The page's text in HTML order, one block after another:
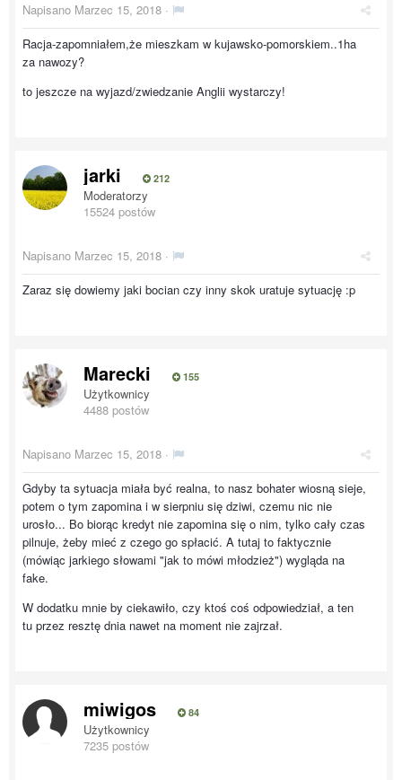
Napisano Marzec 15, 2018 ·
Racja-zapomniałem,że mieszkam w kujawsko-pomorskiem..1ha
za nawozy?
to jeszcze na wyjazd/zwiedzanie Anglii wystarczy!
jarki 212
Moderatorzy
15524 postów
Napisano Marzec 15, 2018 ·
Zaraz się dowiemy jaki bocian czy inny skok uratuje sytuację :p
Marecki 155
Użytkownicy
4488 postów
Napisano Marzec 15, 2018 ·
Gdyby ta sytuacja miała być realna, to nasz bohater wiosną sieje,
potem o tym zapomina i w sierpniu się dziwi, czemu nic nie
urosło... Bo biorąc kredyt nie zapomina się o nim, tylko cały czas
pilnuje, żeby mieć z czego go spłacić. A tutaj to faktycznie
(mówiąc jarkiego słowami "jak to mówi młodzież") wygląda na
fake.
W dodatku mnie by ciekawiło, czy ktoś coś odpowiedział, a ten
tu przez resztę dnia nawet na moment nie zajrzał.
miwigos 84
Użytkownicy
7235 postów